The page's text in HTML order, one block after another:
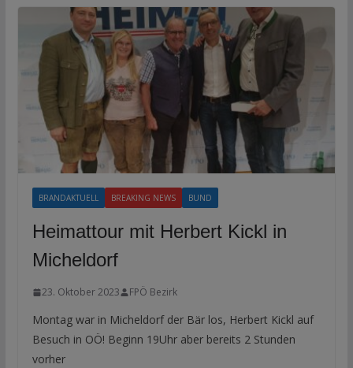
BRANDAKTUELL BREAKING NEWS BUND
Heimattour mit Herbert Kickl in
Micheldorf
23. Oktober 2023 FPÖ Bezirk
Montag war in Micheldorf der Bär los, Herbert Kickl auf
Besuch in OÖ! Beginn 19Uhr aber bereits 2 Stunden
vorher